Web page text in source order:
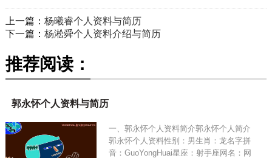
上一篇： 杨曦睿个人资料与简历
下一篇： 杨淞舜个人资料介绍与简历
推荐阅读：
郭永怀个人资料与简历
一、郭永怀个人资料简介郭永怀个人简介
郭永怀个人资料性别：男生肖：龙名字拼
音：GuoYongHuai星座：射手座网名：网